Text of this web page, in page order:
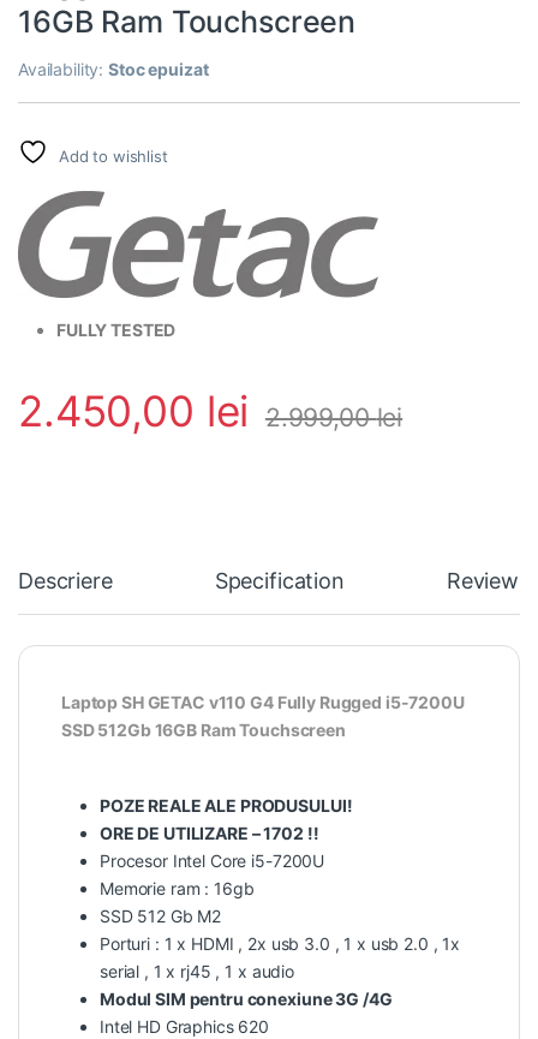
16GB Ram Touchscreen
Availability:Stoc epuizat
Add to wishlist
FULLY TESTED
2.450,00 lei 2.999,00lei
Descriere Specification Reviews
Laptop SH GETAC v110 G4 Fully Rugged i5-7200U
SSD 512Gb 16GB Ram Touchscreen
POZE REALE ALE PRODUSULUI!
ORE DE UTILIZARE – 1702 !!
Procesor Intel Core i5-7200U
Memorie ram : 16gb
SSD 512 Gb M2
Porturi : 1 x HDMI , 2x usb 3.0 , 1 x usb 2.0 , 1x
serial , 1 x rj45 , 1 x audio
Modul SIM pentru conexiune 3G /4G
Intel HD Graphics 620